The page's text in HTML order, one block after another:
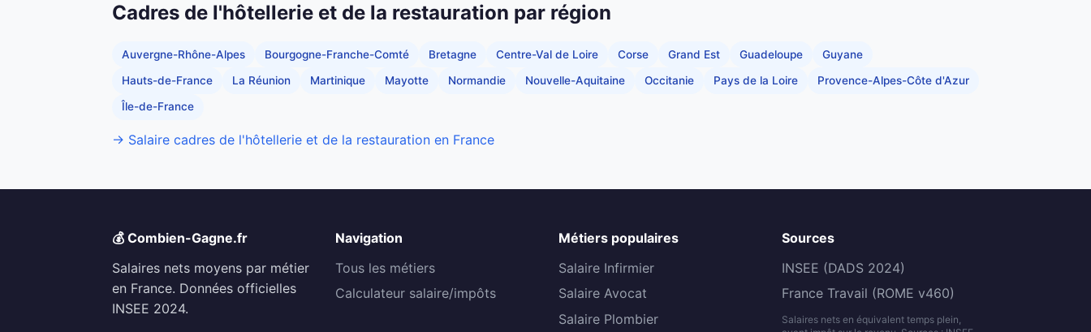
Cadres de l'hôtellerie et de la restauration par région
Auvergne-Rhône-Alpes Bourgogne-Franche-Comté Bretagne Centre-Val de Loire Corse Grand Est Guadeloupe Guyane
Hauts-de-France La Réunion Martinique Mayotte Normandie Nouvelle-Aquitaine Occitanie Pays de la Loire Provence-Alpes-Côte d'Azur
Île-de-France
→ Salaire cadres de l'hôtellerie et de la restauration en France
💰 Combien-Gagne.fr
Salaires nets moyens par métier
en France. Données officielles
INSEE 2024.
Navigation
Tous les métiers
Calculateur salaire/impôts
Métiers populaires
Salaire Infirmier
Salaire Avocat
Salaire Plombier
Sources
INSEE (DADS 2024)
France Travail (ROME v460)
Salaires nets en équivalent temps plein,